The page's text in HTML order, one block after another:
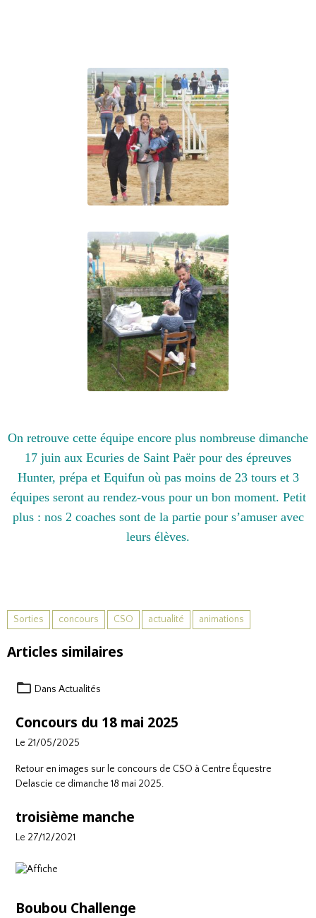
On retrouve cette équipe encore plus nombreuse dimanche
17 juin aux Ecuries de Saint Paër pour des épreuves
Hunter, prépa et Equifun où pas moins de 23 tours et 3
équipes seront au rendez-vous pour un bon moment. Petit
plus : nos 2 coaches sont de la partie pour s’amuser avec
leurs élèves.
Sorties concours CSO actualité animations
Articles similaires
Dans Actualités
Concours du 18 mai 2025
Le 21/05/2025
Retour en images sur le concours de CSO à Centre Équestre
Delascie ce dimanche 18 mai 2025.
troisième manche
Le 27/12/2021
Boubou Challenge